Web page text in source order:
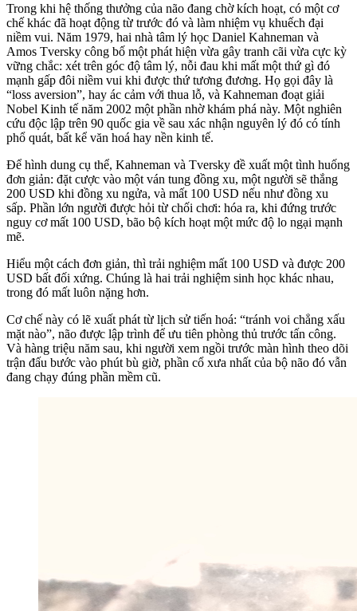
Trong khi hệ thống thưởng của não đang chờ kích hoạt, có một cơ
chế khác đã hoạt động từ trước đó và làm nhiệm vụ khuếch đại
niềm vui. Năm 1979, hai nhà tâm lý học Daniel Kahneman và
Amos Tversky công bố một phát hiện vừa gây tranh cãi vừa cực kỳ
vững chắc: xét trên góc độ tâm lý, nỗi đau khi mất một thứ gì đó
mạnh gấp đôi niềm vui khi được thứ tương đương. Họ gọi đây là
“loss aversion”, hay ác cảm với thua lỗ, và Kahneman đoạt giải
Nobel Kinh tế năm 2002 một phần nhờ khám phá này. Một nghiên
cứu độc lập trên 90 quốc gia về sau xác nhận nguyên lý đó có tính
phổ quát, bất kể văn hoá hay nền kinh tế.
Để hình dung cụ thể, Kahneman và Tversky đề xuất một tình huống
đơn giản: đặt cược vào một ván tung đồng xu, một người sẽ thắng
200 USD khi đồng xu ngửa, và mất 100 USD nếu như đồng xu
sấp. Phần lớn người được hỏi từ chối chơi: hóa ra, khi đứng trước
nguy cơ mất 100 USD, bão bộ kích hoạt một mức độ lo ngại mạnh
mẽ.
Hiểu một cách đơn giản, thì trải nghiệm mất 100 USD và được 200
USD bất đối xứng. Chúng là hai trải nghiệm sinh học khác nhau,
trong đó mất luôn nặng hơn.
Cơ chế này có lẽ xuất phát từ lịch sử tiến hoá: “tránh voi chẳng xấu
mặt nào”, não được lập trình để ưu tiên phòng thủ trước tấn công.
Và hàng triệu năm sau, khi người xem ngồi trước màn hình theo dõi
trận đấu bước vào phút bù giờ, phần cổ xưa nhất của bộ não đó vẫn
đang chạy đúng phần mềm cũ.